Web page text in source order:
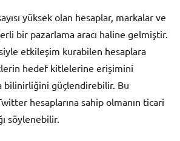
yüksek olan hesaplar, markalar ve
bir pazarlama aracı haline gelmiştir.
etkileşim kurabilen hesaplara
hedef kitlelerine erişimini
bilinirliğini güçlendirebilir. Bu
hesaplarına sahip olmanın ticari
söylenebilir.